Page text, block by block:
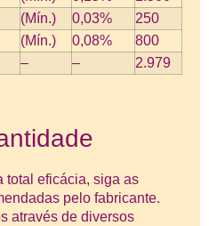
(Mín.) 0,03%
250
(Mín.) 0,08%
800
– – 2.979
total eficácia, siga as
pelo fabricante.
através de diversos